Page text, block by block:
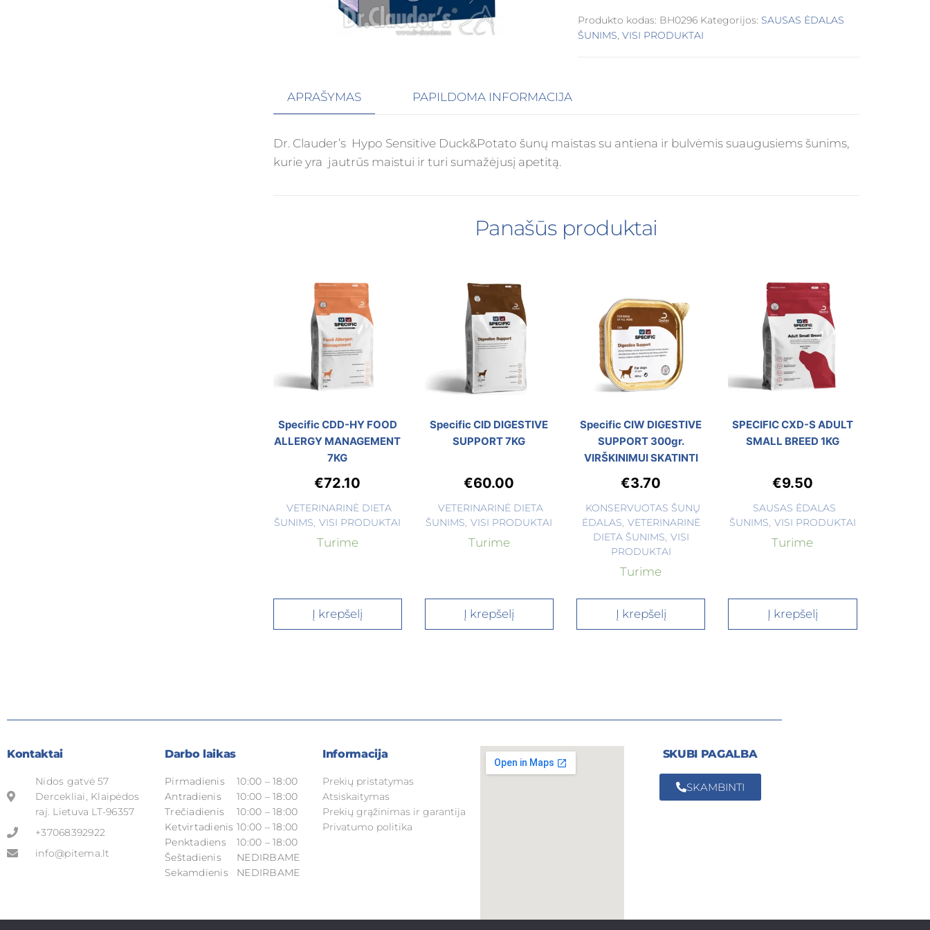
Produkto kodas: BH0296 Kategorijos: SAUSAS ĖDALAS
ŠUNIMS,VISI PRODUKTAI
APRAŠYMAS PAPILDOMA INFORMACIJA
Dr. Clauder’s Hypo Sensitive Duck&Potato šunų maistas su antiena ir bulvėmis suaugusiems šunims,
kurie yra jautrūs maistui ir turi sumažėjusį apetitą.
Panašūs produktai
Specific CDD-HY FOOD
ALLERGY MANAGEMENT
7KG
€72.10
VETERINARINĖ DIETA
ŠUNIMS, VISI PRODUKTAI
Turime
Į krepšelį
Specific CID DIGESTIVE
SUPPORT 7KG
€60.00
VETERINARINĖ DIETA
ŠUNIMS, VISI PRODUKTAI
Turime
Į krepšelį
Specific CIW DIGESTIVE
SUPPORT 300gr.
VIRŠKINIMUI SKATINTI
€3.70
KONSERVUOTAS ŠUNŲ
ĖDALAS, VETERINARINĖ
DIETA ŠUNIMS, VISI
PRODUKTAI
Turime
Į krepšelį
SPECIFIC CXD-S ADULT
SMALL BREED 1KG
€9.50
SAUSAS ĖDALAS
ŠUNIMS, VISI PRODUKTAI
Turime
Į krepšelį
Kontaktai
Nidos gatvė 57
Dercekliai, Klaipėdos
raj. Lietuva LT-96357
+37068392922
info@pitema.lt
Darbo laikas
Pirmadienis
Antradienis
Trečiadienis
Ketvirtadienis
Penktadiens
Šeštadienis
Sekamdienis
10:00 – 18:00
10:00 – 18:00
10:00 – 18:00
10:00 – 18:00
10:00 – 18:00
NEDIRBAME
NEDIRBAME
Informacija
Prekių pristatymas
Atsiskaitymas
Prekių grąžinimas ir garantija
Privatumo politika
SKUBI PAGALBA
SKAMBINTI